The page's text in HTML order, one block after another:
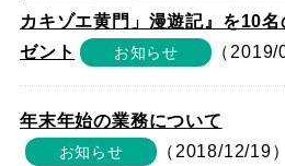
カキゾエ黄門」漫遊記』を10名
ゼント
お知らせ （2019/
年末年始の業務について
お知らせ （2018/12/19）